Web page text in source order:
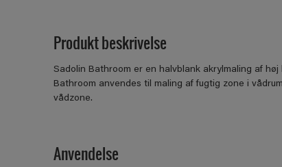
Produkt beskrivelse
Sadolin Bathroom er en halvblank akrylmaling af
Bathroom anvendes til maling af fugtig zone i
vådzone.
Anvendelse